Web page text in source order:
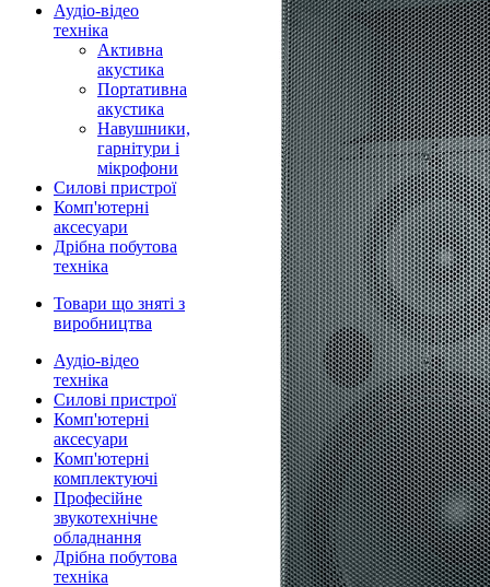
Аудіо-відео
техніка
Активна
акустика
Портативна
акустика
Навушники,
гарнітури і
мікрофони
Силові пристрої
Комп'ютерні
аксесуари
Дрібна побутова
техніка
Товари що зняті з
виробництва
Аудіо-відео
техніка
Силові пристрої
Комп'ютерні
аксесуари
Комп'ютерні
комплектуючі
Професійне
звукотехнічне
обладнання
Дрібна побутова
техніка